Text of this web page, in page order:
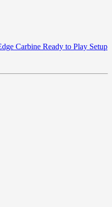
Carbine Ready to Play Setup